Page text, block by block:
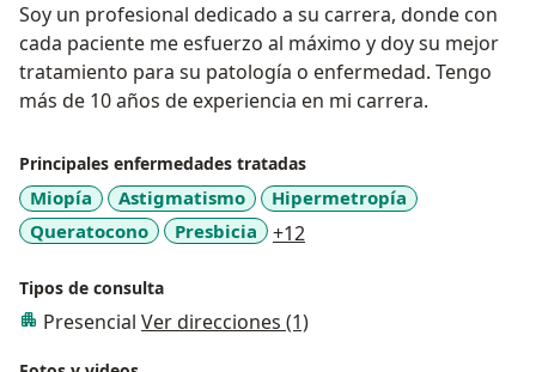
Soy un profesional dedicado a su carrera, donde con
cada paciente me esfuerzo al máximo y doy su mejor
tratamiento para su patología o enfermedad. Tengo
más de 10 años de experiencia en mi carrera.
Principales enfermedades tratadas
Miopía Astigmatismo
Hipermetropía
Queratocono
Presbicia +12
Tipos de consulta
Presencial Ver direcciones (1)